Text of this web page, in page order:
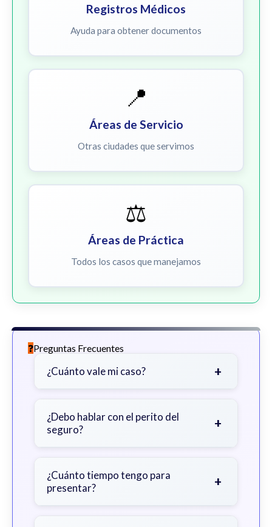
Registros Médicos
Ayuda para obtener documentos
📍
Áreas de Servicio
Otras ciudades que servimos
⚖️
Áreas de Práctica
Todos los casos que manejamos
Preguntas Frecuentes
¿Cuánto vale mi caso? +
gravedad de sus lesiones, facturas
médicas, tiempo fuera del trabajo y
¿Debo hablar con el perito del
seguro?
+
primero con un abogado para evitar
declaraciones que perjudiquen su
¿Cuánto tiempo tengo para
presentar?
+